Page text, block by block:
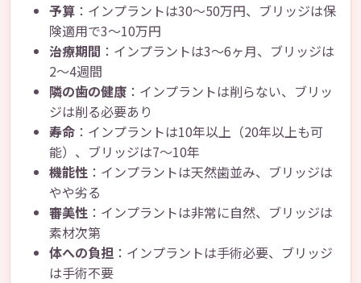
予算 ：インプラントは30〜50万円、ブリッジは保
険適用で3〜10万円
治療期間 ：インプラントは3〜6ヶ月、ブリッジは
2〜4週間
隣の歯の健康 ：インプラントは削らない、ブリッ
ジは削る必要あり
寿命 ：インプラントは10年以上（20年以上も可
能）、ブリッジは7〜10年
機能性 ：インプラントは天然歯並み、ブリッジは
やや劣る
審美性 ：インプラントは非常に自然、ブリッジは
素材次第
体への負担 ：インプラントは手術必要、ブリッジ
は手術不要